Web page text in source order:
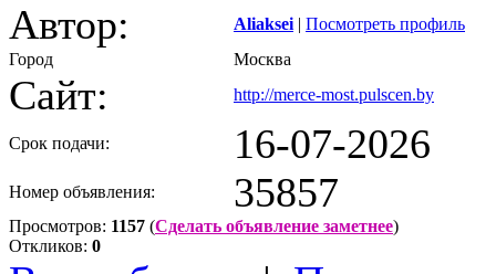
Автор: Aliaksei | Посмотреть профиль
Город
Москва
Сайт: http://merce-most.pulscen.by
Срок подачи: 16-07-2026
Номер объявления: 35857
Просмотров: 1157 (Сделать объявление заметнее)
Откликов: 0